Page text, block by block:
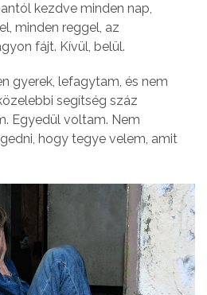
kezdve minden nap,
minden reggel, az
fájt. Kívül, belül.
gyerek, lefagytam, és nem
segítség száz
Egyedül voltam. Nem
hogy tegye velem, amit